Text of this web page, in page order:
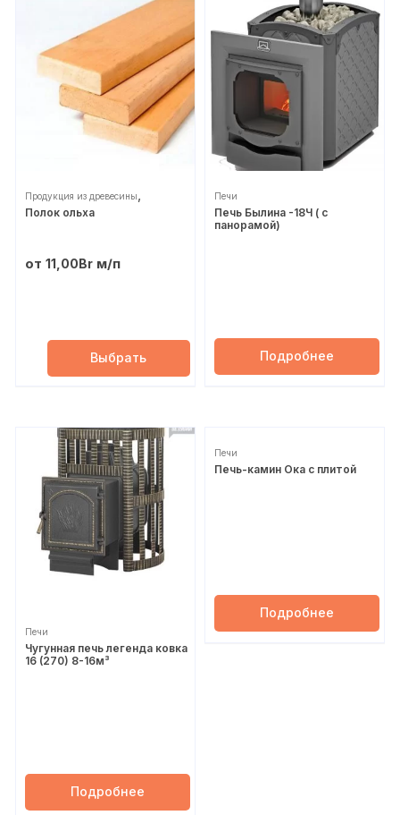
Продукция из древесины,
Строительное
Полок ольха
от11,00Br м/п
Выбрать
Печи
Печь Былина -18Ч ( с
панорамой)
Подробнее
Печи
Чугунная печь легенда ковка
16 (270) 8-16м³
Подробнее
Печи
Печь-камин Ока с плитой
Подробнее